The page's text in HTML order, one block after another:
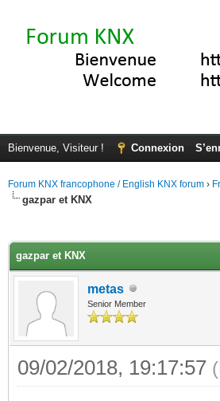
Bienvenue, Visiteur ! Connexion
Forum KNX francophone / English KNX forum ›
gazpar et KNX
gazpar et KNX
metas
Senior Member
09/02/2018, 19:17:57